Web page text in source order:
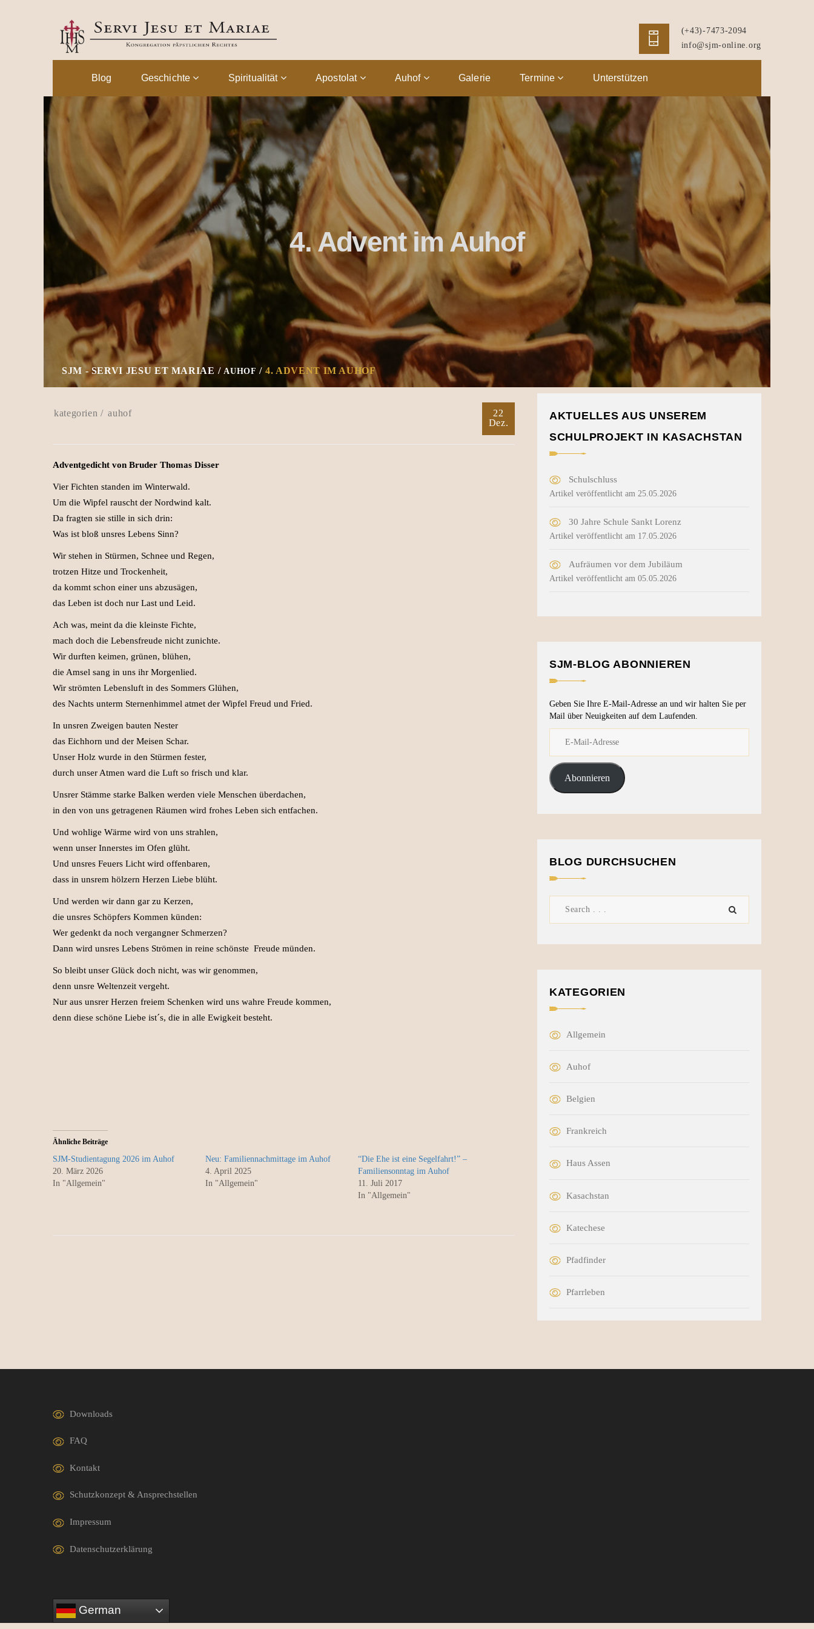
(+43)-7473-2094
info@sjm-online.org
Blog Geschichte Spiritualität Apostolat Auhof Galerie Termine Unterstützen
4. Advent im Auhof
SJM - SERVI JESU ET MARIAE AUHOF 4. ADVENT IM AUHOF
auhof
22
Dez.
Adventgedicht von Bruder Thomas Disser
Vier Fichten standen im Winterwald.
Um die Wipfel rauscht der Nordwind kalt.
Da fragten sie stille in sich drin:
Was ist bloß unsres Lebens Sinn?
Wir stehen in Stürmen, Schnee und Regen,
trotzen Hitze und Trockenheit,
da kommt schon einer uns abzusägen,
das Leben ist doch nur Last und Leid.
Ach was, meint da die kleinste Fichte,
mach doch die Lebensfreude nicht zunichte.
Wir durften keimen, grünen, blühen,
die Amsel sang in uns ihr Morgenlied.
Wir strömten Lebensluft in des Sommers Glühen,
des Nachts unterm Sternenhimmel atmet der Wipfel Freud und Fried.
In unsren Zweigen bauten Nester
das Eichhorn und der Meisen Schar.
Unser Holz wurde in den Stürmen fester,
durch unser Atmen ward die Luft so frisch und klar.
Unsrer Stämme starke Balken werden viele Menschen überdachen,
in den von uns getragenen Räumen wird frohes Leben sich entfachen.
Und wohlige Wärme wird von uns strahlen,
wenn unser Innerstes im Ofen glüht.
Und unsres Feuers Licht wird offenbaren,
dass in unsrem hölzern Herzen Liebe blüht.
Und werden wir dann gar zu Kerzen,
die unsres Schöpfers Kommen künden:
Wer gedenkt da noch vergangner Schmerzen?
Dann wird unsres Lebens Strömen in reine schönste Freude münden.
So bleibt unser Glück doch nicht, was wir genommen,
denn unsre Weltenzeit vergeht.
Nur aus unsrer Herzen freiem Schenken wird uns wahre Freude kommen,
denn diese schöne Liebe ist´s, die in alle Ewigkeit besteht.
Ähnliche Beiträge
SJM-Studientagung 2026 im Auhof
20. März 2026
In "Allgemein"
Neu: Familiennachmittage im Auhof
4. April 2025
In "Allgemein"
“Die Ehe ist eine Segelfahrt!” –
Familiensonntag im Auhof
11. Juli 2017
In "Allgemein"
AKTUELLES AUS UNSEREM
SCHULPROJEKT IN KASACHSTAN
Schulschluss
Artikel veröffentlicht am 25.05.2026
30 Jahre Schule Sankt Lorenz
Artikel veröffentlicht am 17.05.2026
Aufräumen vor dem Jubiläum
Artikel veröffentlicht am 05.05.2026
SJM-BLOG ABONNIEREN
Geben Sie Ihre E-Mail-Adresse an und wir halten Sie per
Mail über Neuigkeiten auf dem Laufenden.
Abonnieren
BLOG DURCHSUCHEN
KATEGORIEN
Allgemein
Auhof
Belgien
Frankreich
Haus Assen
Kasachstan
Katechese
Pfadfinder
Pfarrleben
Downloads
FAQ
Kontakt
Schutzkonzept & Ansprechstellen
Impressum
Datenschutzerklärung
German